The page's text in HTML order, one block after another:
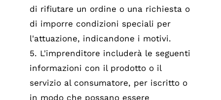
di rifiutare un ordine o una richiesta o
di imporre condizioni speciali per
l'attuazione, indicandone i motivi.
5. L'imprenditore includerà le seguenti
informazioni con il prodotto o il
servizio al consumatore, per iscritto o
in modo che possano essere